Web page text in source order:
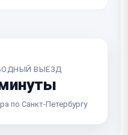
ВЫЕЗД
по Санкт-Петербургу